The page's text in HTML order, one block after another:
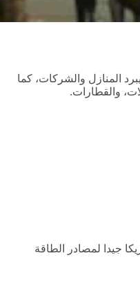
المنازل والشركات، كما
والقطارات.
جيدا لمصادر الطاقة